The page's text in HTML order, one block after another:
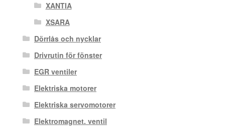
XANTIA
XSARA
Dörrlås och nycklar
Drivrutin för fönster
EGR ventiler
Elektriska motorer
Elektriska servomotorer
Elektromagnet. ventil